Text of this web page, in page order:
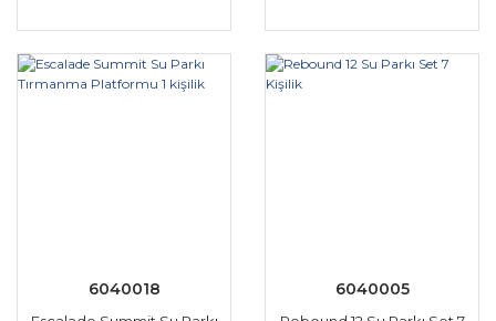
6040018 6040005